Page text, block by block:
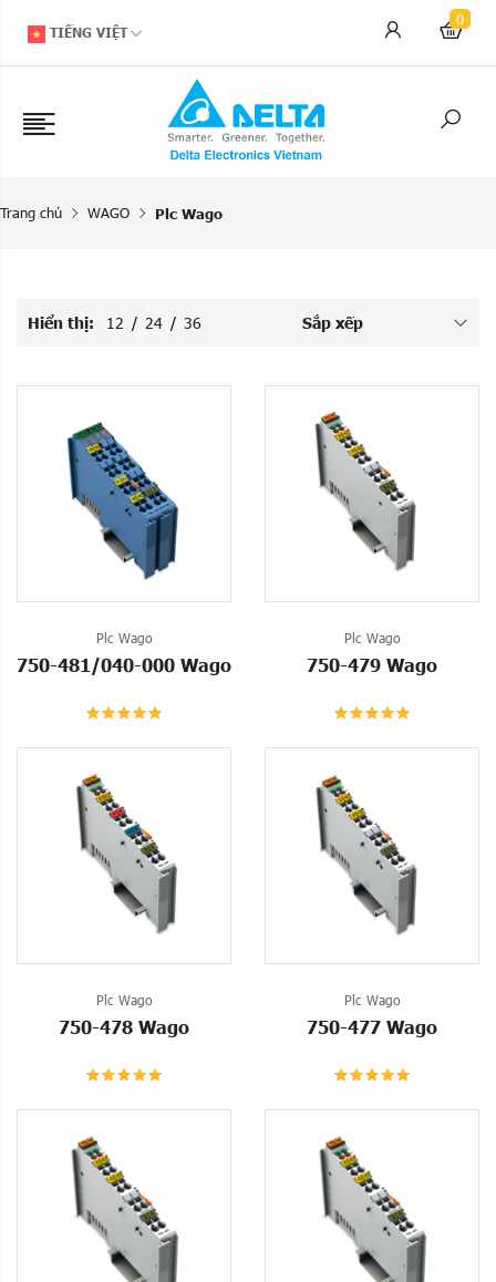
TIẾNG VIỆT
0
Trang chủ WAGO Plc Wago
Hiển thị: 12 / 24 / 36 Sắp xếp
Plc Wago
750-481/040-000 Wago
Plc Wago
750-479 Wago
Plc Wago
750-478 Wago
Plc Wago
750-477 Wago